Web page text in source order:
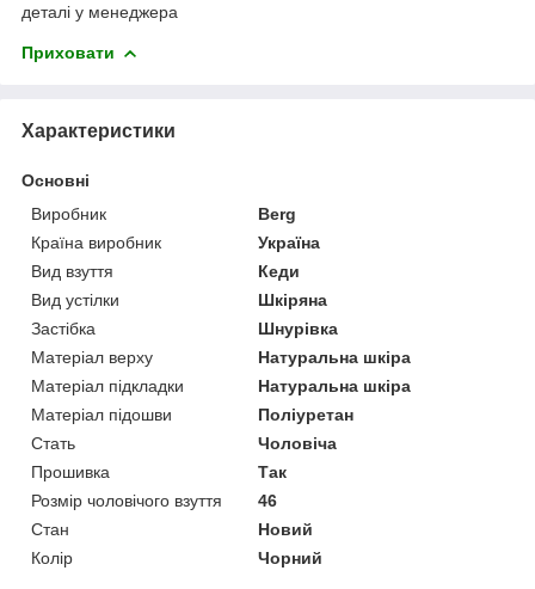
деталі у менеджера
Приховати
Характеристики
Основні
Виробник
Berg
Країна виробник
Україна
Вид взуття
Кеди
Вид устілки
Шкіряна
Застібка
Шнурівка
Матеріал верху
Натуральна шкіра
Матеріал підкладки
Натуральна шкіра
Матеріал підошви
Поліуретан
Стать
Чоловіча
Прошивка
Так
Розмір чоловічого взуття
46
Стан
Новий
Колір
Чорний